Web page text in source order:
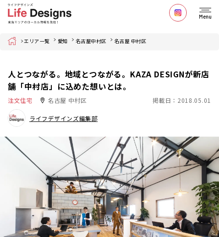
Menu
Home エリア一覧 愛知 名古屋中村区 名古屋 中村区
人とつながる。地域とつながる。KAZA DESIGNが新店
舗「中村店」に込めた想いとは。
注文住宅 名古屋 中村区 掲載日：2018.05.01
ライフデザインズ編集部